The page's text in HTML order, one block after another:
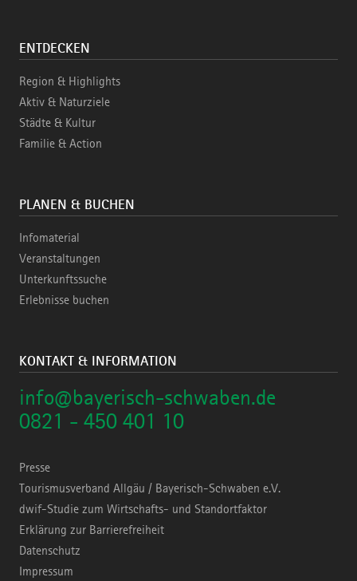
ENTDECKEN
Region & Highlights
Aktiv & Naturziele
Städte & Kultur
Familie & Action
PLANEN & BUCHEN
Infomaterial
Veranstaltungen
Unterkunftssuche
Erlebnisse buchen
KONTAKT & INFORMATION
info@bayerisch-schwaben.de
0821 - 450 401 10
Presse
Tourismusverband Allgäu / Bayerisch-Schwaben e.V.
dwif-Studie zum Wirtschafts- und Standortfaktor
Erklärung zur Barrierefreiheit
Datenschutz
Impressum